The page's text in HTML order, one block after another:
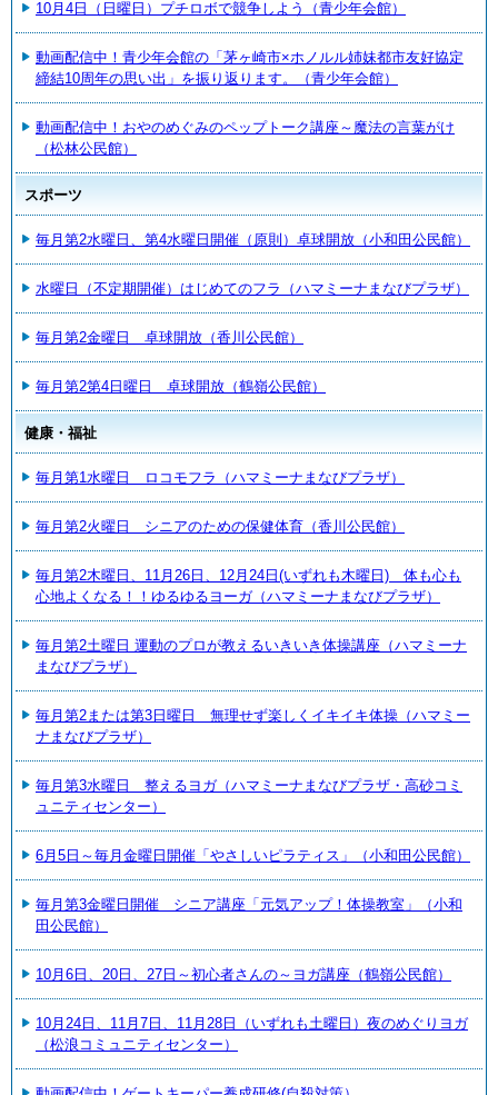
10月4日（日曜日）プチロボで競争しよう（青少年会館）
動画配信中！青少年会館の「茅ヶ崎市×ホノルル姉妹都市友好協定
締結10周年の思い出」を振り返ります。（青少年会館）
動画配信中！おやのめぐみのペップトーク講座～魔法の言葉がけ
（松林公民館）
スポーツ
毎月第2水曜日、第4水曜日開催（原則）卓球開放（小和田公民館）
水曜日（不定期開催）はじめてのフラ（ハマミーナまなびプラザ）
毎月第2金曜日 卓球開放（香川公民館）
毎月第2第4日曜日 卓球開放（鶴嶺公民館）
健康・福祉
毎月第1水曜日 ロコモフラ（ハマミーナまなびプラザ）
毎月第2火曜日 シニアのための保健体育（香川公民館）
毎月第2木曜日、11月26日、12月24日(いずれも木曜日) 体も心も
心地よくなる！！ゆるゆるヨーガ（ハマミーナまなびプラザ）
毎月第2土曜日 運動のプロが教えるいきいき体操講座（ハマミーナ
まなびプラザ）
毎月第2または第3日曜日 無理せず楽しくイキイキ体操（ハマミー
ナまなびプラザ）
毎月第3水曜日 整えるヨガ（ハマミーナまなびプラザ・高砂コミ
ュニティセンター）
6月5日～毎月金曜日開催「やさしいピラティス」（小和田公民館）
毎月第3金曜日開催 シニア講座「元気アップ！体操教室」（小和
田公民館）
10月6日、20日、27日～初心者さんの～ヨガ講座（鶴嶺公民館）
10月24日、11月7日、11月28日（いずれも土曜日）夜のめぐりヨガ
（松浪コミュニティセンター）